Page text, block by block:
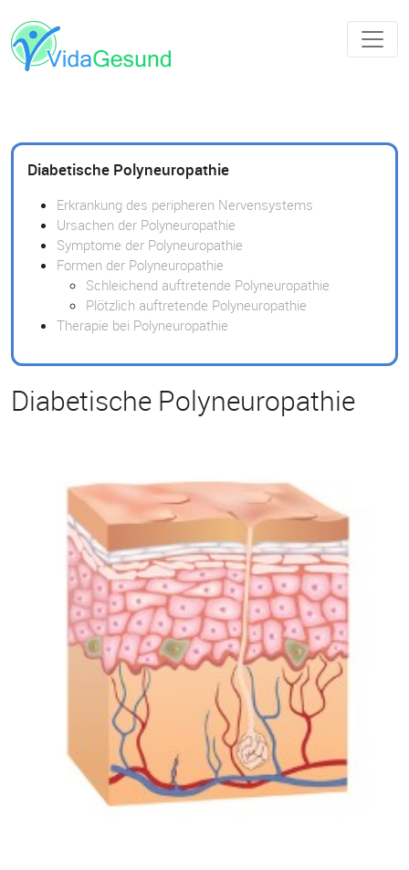
Diabetische Polyneuropathie
Erkrankung des peripheren Nervensystems
Ursachen der Polyneuropathie
Symptome der Polyneuropathie
Formen der Polyneuropathie
Schleichend auftretende Polyneuropathie
Plötzlich auftretende Polyneuropathie
Therapie bei Polyneuropathie
Diabetische Polyneuropathie